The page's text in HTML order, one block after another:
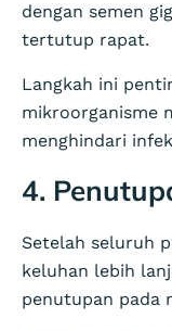
dengan semen
tertutup rapat.
Langkah ini
mikroorganisme
menghindari
4.
Setelah seluruh
keluhan lebih
penutupan pada